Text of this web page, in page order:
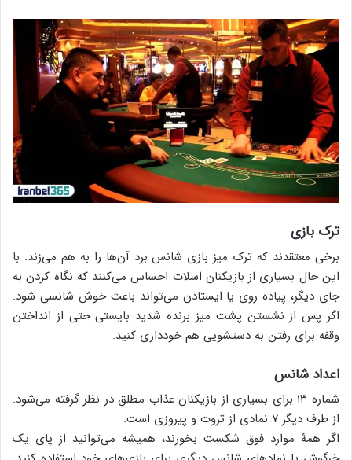
ترک بازی
برخی معتقدند که ترک میز بازی شانس برد آن‌ها را به هم می‌زند. با
این حال بسیاری از بازیکنان اسلات احساس می‌کنند که نگاه کردن به
جای دیگر، پیاده روی یا ایستادن می‌تواند باعث خوش شانسی شود.
اگر پس از نشستن پشت میز برنده شدید بایستی حتی از انداختن
وقفه برای رفتن به دستشویی هم خودداری کنید.
اعداد شانس
شماره ۱۳ برای بسیاری از بازیکنان عذاب مطلق در نظر گرفته می‌شود.
از طرف دیگر ۷ نمادی از ثروت و پیروزی است.
اگر همۀ موارد فوق شکست بخورند، همیشه می‌توانید از پای یک